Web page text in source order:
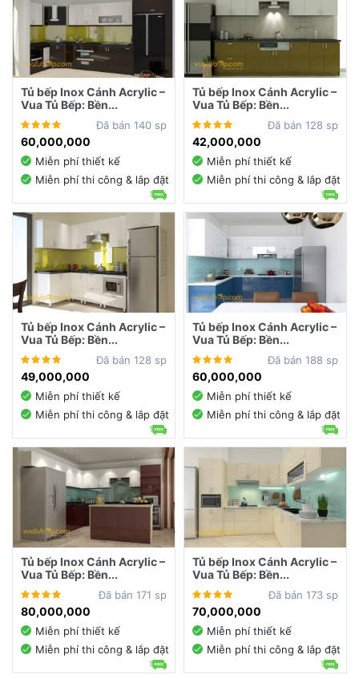
Tủ bếp Inox Cánh Acrylic –
Vua Tủ Bếp: Bền...
Đã bán 140 sp
60,000,000
Miễn phí thiết kế
Miễn phí thi công & lắp đặt
Tủ bếp Inox Cánh Acrylic –
Vua Tủ Bếp: Bền...
Đã bán 128 sp
42,000,000
Miễn phí thiết kế
Miễn phí thi công & lắp đặt
Tủ bếp Inox Cánh Acrylic –
Vua Tủ Bếp: Bền...
Đã bán 128 sp
49,000,000
Miễn phí thiết kế
Miễn phí thi công & lắp đặt
Tủ bếp Inox Cánh Acrylic –
Vua Tủ Bếp: Bền...
Đã bán 188 sp
60,000,000
Miễn phí thiết kế
Miễn phí thi công & lắp đặt
Tủ bếp Inox Cánh Acrylic –
Vua Tủ Bếp: Bền...
Đã bán 171 sp
80,000,000
Miễn phí thiết kế
Miễn phí thi công & lắp đặt
Tủ bếp Inox Cánh Acrylic –
Vua Tủ Bếp: Bền...
Đã bán 173 sp
70,000,000
Miễn phí thiết kế
Miễn phí thi công & lắp đặt